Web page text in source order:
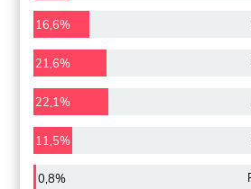
16,6%
21,6%
22,1%
11,5%
0,8%